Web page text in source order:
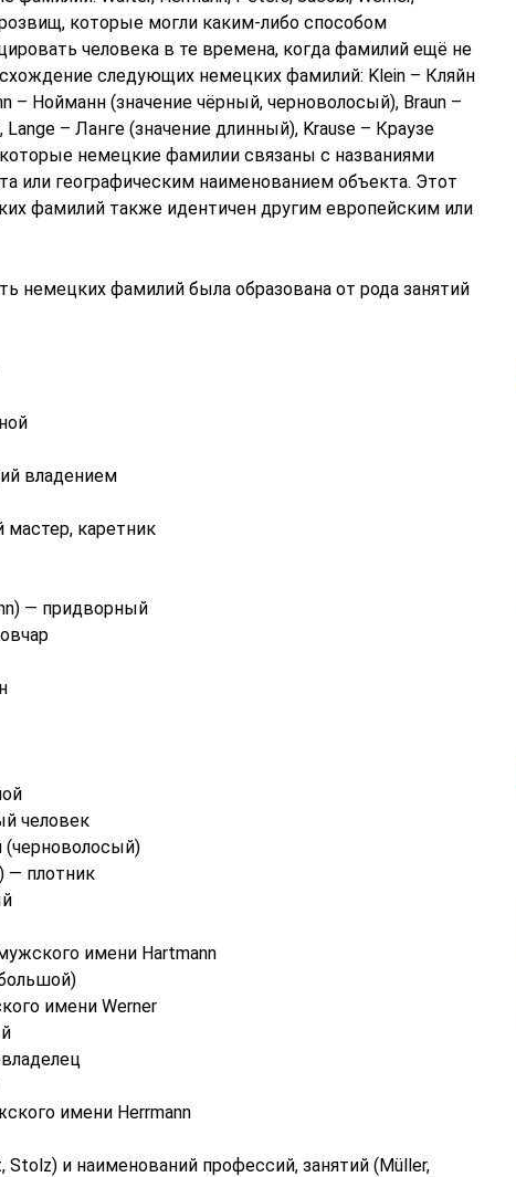
которые могли каким-либо способом
человека в те времена, когда фамилий ещё не
следующих немецких фамилий: Klein – Кляйн
– Нойманн (значение чёрный, черноволосый), Braun –
– Ланге (значение длинный), Krause – Краузе
немецкие фамилии связаны с названиями
или географическим наименованием объекта. Этот
фамилий также идентичен другим европейским или
немецких фамилий была образована от рода занятий
владением
мастер, каретник
— придворный
человек
— плотник
имени Hartmann
имени Werner
имени Herrmann
Stolz) и наименований профессий, занятий (Müller,